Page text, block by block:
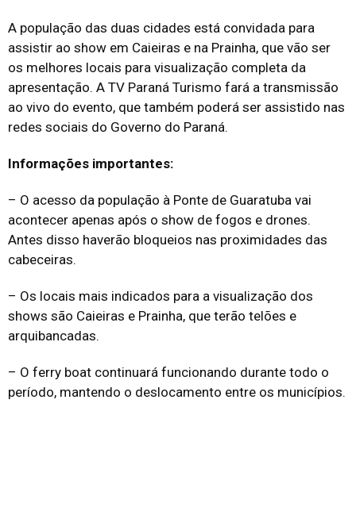
A população das duas cidades está convidada para
assistir ao show em Caieiras e na Prainha, que vão ser
os melhores locais para visualização completa da
apresentação. A TV Paraná Turismo fará a transmissão
ao vivo do evento, que também poderá ser assistido nas
redes sociais do Governo do Paraná.
Informações importantes:
– O acesso da população à Ponte de Guaratuba vai
acontecer apenas após o show de fogos e drones.
Antes disso haverão bloqueios nas proximidades das
cabeceiras.
– Os locais mais indicados para a visualização dos
shows são Caieiras e Prainha, que terão telões e
arquibancadas.
– O ferry boat continuará funcionando durante todo o
período, mantendo o deslocamento entre os municípios.